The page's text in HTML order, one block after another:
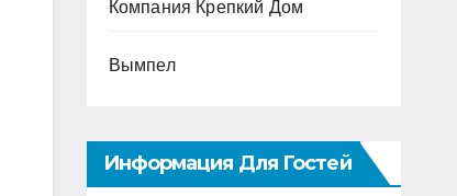
Компания Крепкий Дом
Вымпел
Информация Для Гостей